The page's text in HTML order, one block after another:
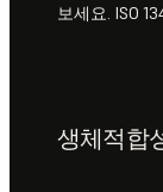
보세요. ISO
생체적합